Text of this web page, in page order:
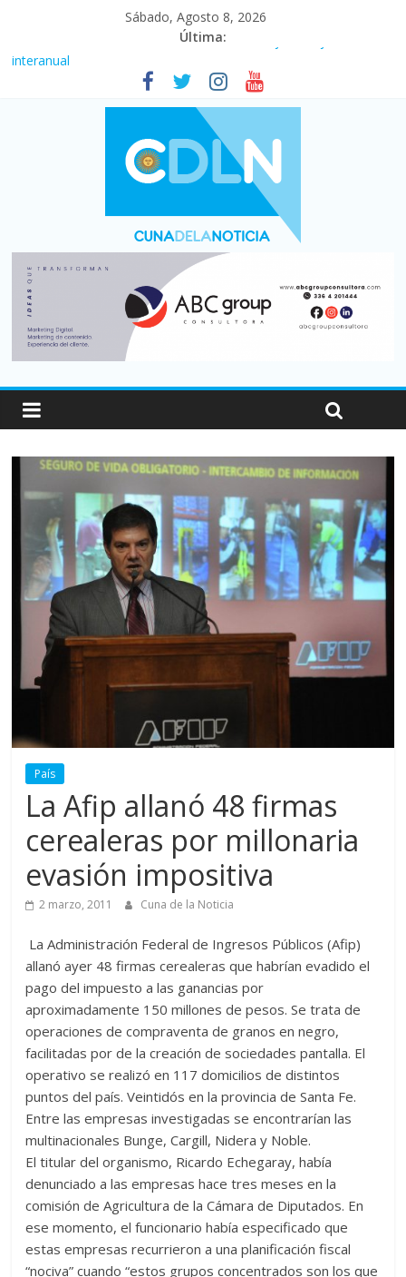
Sábado, Agosto 8, 2026
Última:
Fuerte caída de la venta de autos usados en julio: bajó un 12,6%
Central venció 1 a 0 al River de Coudet en el Monumental
La morosidad alcanzó su nivel más alto en dos décadas y ya
afecta a 400 mil deudores en Santa Fe
Desde que asumió Milei cerraron 41.000 kioscos: el sector
denuncia crisis como en 2001
Vacaciones de invierno con más movimiento y consumo
turístico: 4,6 millones de personas viajaron por el país, un 5,9%
País
La Afip allanó 48 firmas
cerealeras por millonaria
evasión impositiva
2 marzo, 2011 Cuna de la Noticia
La Administración Federal de Ingresos Públicos (Afip)
allanó ayer 48 firmas cerealeras que habrían evadido el
pago del impuesto a las ganancias por
aproximadamente 150 millones de pesos. Se trata de
operaciones de compraventa de granos en negro,
facilitadas por de la creación de sociedades pantalla. El
operativo se realizó en 117 domicilios de distintos
puntos del país. Veintidós en la provincia de Santa Fe.
Entre las empresas investigadas se encontrarían las
multinacionales Bunge, Cargill, Nidera y Noble.
El titular del organismo, Ricardo Echegaray, había
denunciado a las empresas hace tres meses en la
comisión de Agricultura de la Cámara de Diputados. En
ese momento, el funcionario había especificado que
estas empresas recurrieron a una planificación fiscal
“nociva” cuando “estos grupos concentrados son los que